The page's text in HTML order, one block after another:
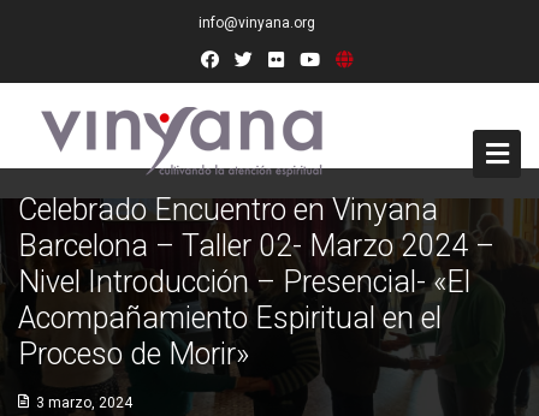
info@vinyana.org
Acceso
Conócenos
Socios Fundadores
Junta Directiva
Celebrado Encuentro en Vinyana
Barcelona – Taller 02- Marzo 2024 –
Nivel Introducción – Presencial- «El
Acompañamiento Espiritual en el
Proceso de Morir»
3 marzo, 2024